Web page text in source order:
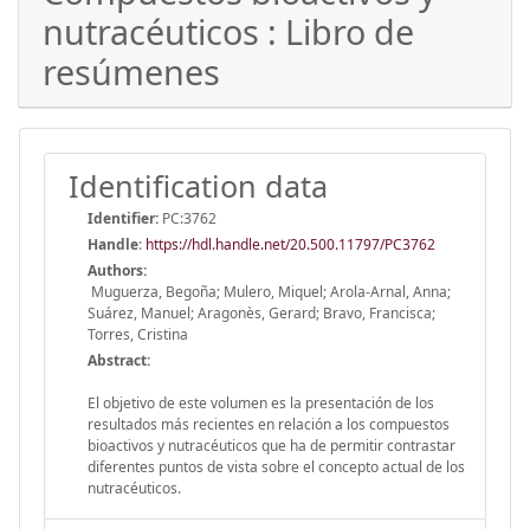
nutracéuticos : Libro de
resúmenes
Identification data
Identifier: PC:3762
Handle: https://hdl.handle.net/20.500.11797/PC3762
Authors:
Muguerza, Begoña; Mulero, Miquel; Arola-Arnal, Anna;
Suárez, Manuel; Aragonès, Gerard; Bravo, Francisca;
Torres, Cristina
Abstract:
El objetivo de este volumen es la presentación de los
resultados más recientes en relación a los compuestos
bioactivos y nutracéuticos que ha de permitir contrastar
diferentes puntos de vista sobre el concepto actual de los
nutracéuticos.